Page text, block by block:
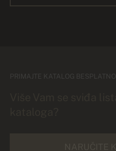
PRIMAJTE KATALOG BESPLATNO